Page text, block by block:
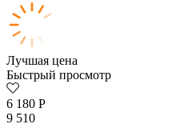
Лучшая цена
Быстрый просмотр
6 180 Р
9 510